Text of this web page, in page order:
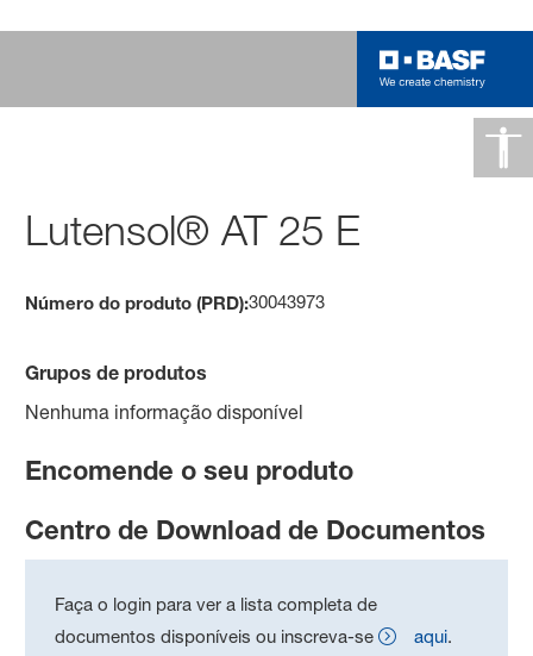
Lutensol® AT 25 E
Número do produto (PRD):30043973
Grupos de produtos
Nenhuma informação disponível
Encomende o seu produto
Centro de Download de Documentos
Faça o login para ver a lista completa de
documentos disponíveis ou inscreva-se
aqui.